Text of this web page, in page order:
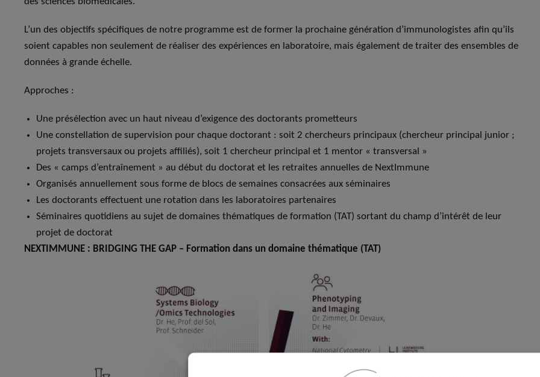
L’un des objectifs spécifiques de notre programme est de former la prochaine génération d’immunologistes afin qu’ils
soient capables non seulement de réaliser des expériences en laboratoire, mais également de traiter des ensembles de
données à grande échelle.
Approches :
Une présélection avec un haut niveau d’exigence des doctorants prometteurs
Une constellation de supervision pour chaque doctorant : soit 2 chercheurs principaux (chercheur principal junior ;
projets transversaux ou projets affiliés), soit 1 chercheur principal et 1 mentor « transversal »
Des « camps d’entraînement » au début du doctorat et les retraites annuelles de NextImmune
Organisés annuellement sous forme de blocs de semaines consacrées aux séminaires
Les doctorants effectuent une rotation dans les laboratoires partenaires
Séminaires quotidiens au sujet de domaines thématiques de formation (TAT) sortant du champ d’intérêt de leur
projet de doctorat
NEXTIMMUNE : BRIDGING THE GAP – Formation dans un domaine thématique (TAT)